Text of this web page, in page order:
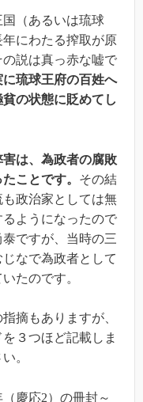
（あるいは琉球
にわたる搾取が原
説は真っ赤な嘘で
琉球王府の百姓へ
の状態に貶めてし
は、為政者の腐敗
ことです。 その結
政治家としては無
ようになったので
ですが、当時の三
なで為政者として
たのです。
摘もありますが、
３つほど記載しま
。
慶応2）の冊封～